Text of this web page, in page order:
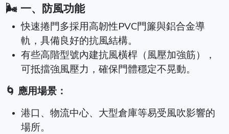
🌬️ 一、防風功能
快速捲門多採用高韌性PVC門簾與鋁合金導
軌，具備良好的抗風結構。
有些高階型號內建抗風橫桿（風壓加強筋），
可抵擋強風壓力，確保門體穩定不晃動。
🌀 應用場景：
港口、物流中心、大型倉庫等易受風吹影響的
場所。